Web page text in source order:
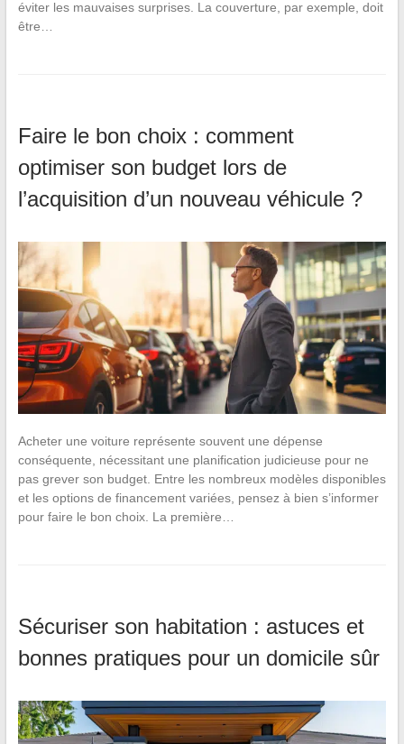
éviter les mauvaises surprises. La couverture, par exemple, doit
être…
Faire le bon choix : comment
optimiser son budget lors de
l’acquisition d’un nouveau véhicule ?
Acheter une voiture représente souvent une dépense
conséquente, nécessitant une planification judicieuse pour ne
pas grever son budget. Entre les nombreux modèles disponibles
et les options de financement variées, pensez à bien s’informer
pour faire le bon choix. La première…
Sécuriser son habitation : astuces et
bonnes pratiques pour un domicile sûr